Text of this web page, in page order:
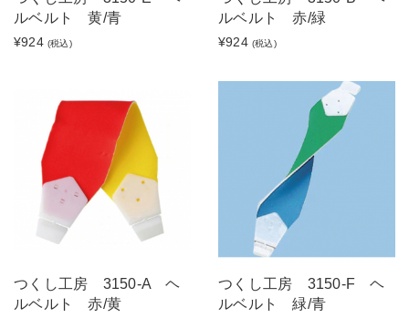
ルベルト 黄/青
¥924 (税込)
ルベルト 赤/緑
¥924 (税込)
つくし工房 3150-A ヘ
ルベルト 赤/黄
つくし工房 3150-F ヘ
ルベルト 緑/青